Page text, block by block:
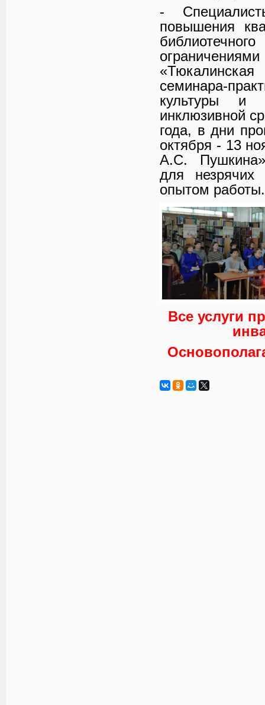
-
повышения
семинара-
культуры и
инклюзивной
года, в дни
октября - 13
А.С. Пушкина»
для незрячих
опытом работы.
Все услуги